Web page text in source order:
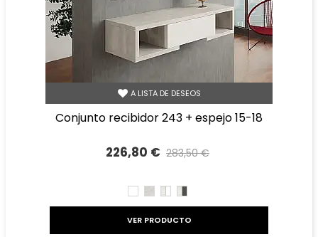
A LISTA DE DESEOS
conjunto recibidor 243 + espejo 15-18
226,80 € 283,50 €
BLANCO
TIBETTIBETTIBET
VER PRODUCTO